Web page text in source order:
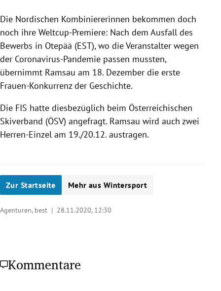
Untermenü
Die Nordischen Kombiniererinnen bekommen doch
noch ihre Weltcup-Premiere: Nach dem Ausfall des
Bewerbs in Otepää (EST), wo die Veranstalter wegen
der Coronavirus-Pandemie passen mussten,
übernimmt Ramsau am 18. Dezember die erste
Frauen-Konkurrenz der Geschichte.
Die FIS hatte diesbezüglich beim Österreichischen
Skiverband (ÖSV) angefragt. Ramsau wird auch zwei
Herren-Einzel am 19./20.12. austragen.
Zur Startseite Mehr aus Wintersport
Agenturen, best | 28.11.2020, 12:30
Kommentare